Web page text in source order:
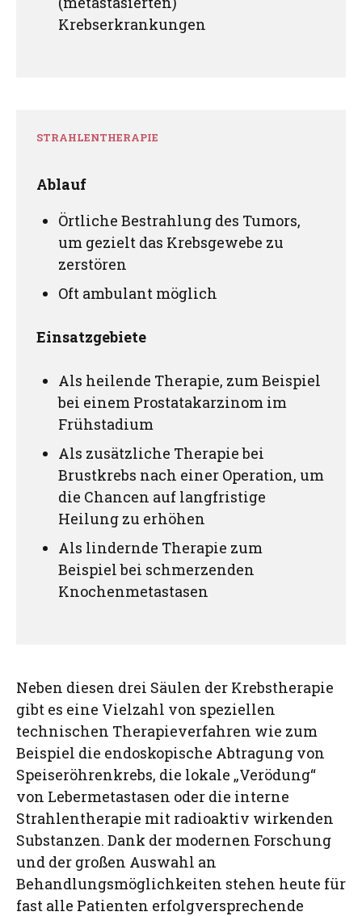
Krebserkrankungen
STRAHLENTHERAPIE
Ablauf
Örtliche Bestrahlung des Tumors,
um gezielt das Krebsgewebe zu
zerstören
Oft ambulant möglich
Einsatzgebiete
Als heilende Therapie, zum Beispiel
bei einem Prostatakarzinom im
Frühstadium
Als zusätzliche Therapie bei
Brustkrebs nach einer Operation, um
die Chancen auf langfristige
Heilung zu erhöhen
Als lindernde Therapie zum
Beispiel bei schmerzenden
Knochenmetastasen
Neben diesen drei Säulen der Krebstherapie
gibt es eine Vielzahl von speziellen
technischen Therapieverfahren wie zum
Beispiel die endoskopische Abtragung von
Speiseröhrenkrebs, die lokale „Verödung“
von Lebermetastasen oder die interne
Strahlentherapie mit radioaktiv wirkenden
Substanzen. Dank der modernen Forschung
und der großen Auswahl an
Behandlungsmöglichkeiten stehen heute für
fast alle Patienten erfolgversprechende